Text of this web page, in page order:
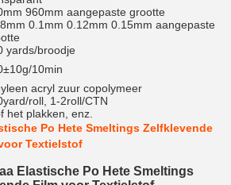
960mm aangepaste grootte
0.1mm 0.12mm 0.15mm aangepaste
yards/broodje
10min
acryl zuur copolymeer
roll, 1-2roll/CTN
het plakken, enz.
Po Hete Smeltings Zelfklevende
Textielstof
Elastische Po Hete Smeltings